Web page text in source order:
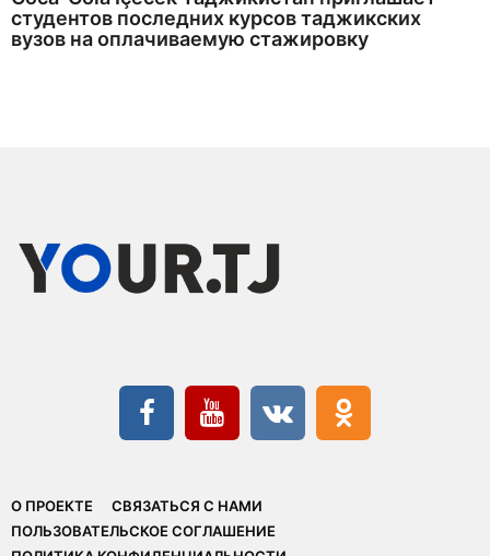
студентов последних курсов таджикских
вузов на оплачиваемую стажировку
О ПРОЕКТЕ
СВЯЗАТЬСЯ С НАМИ
ПОЛЬЗОВАТЕЛЬСКОЕ СОГЛАШЕНИЕ